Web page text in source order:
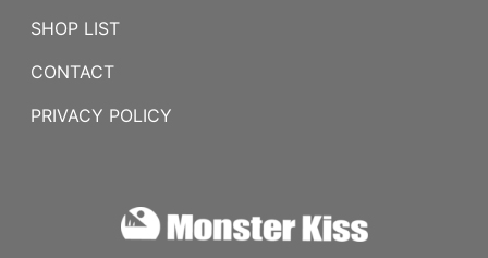
SHOP LIST
CONTACT
PRIVACY POLICY